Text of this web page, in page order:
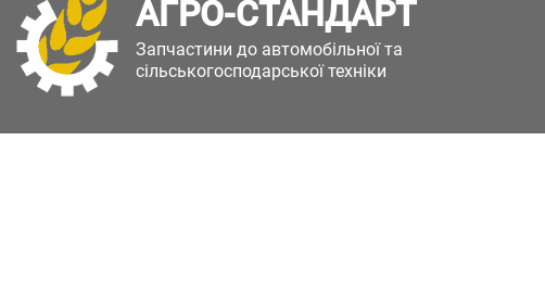
АГРО-СТАНДАРТ
Запчастини до автомобільної та
сільськогосподарської техніки